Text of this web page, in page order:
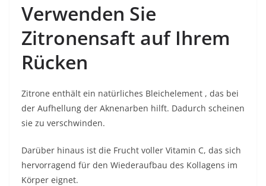
Verwenden Sie
Zitronensaft auf Ihrem
Rücken
Zitrone enthält ein natürliches Bleichelement , das bei
der Aufhellung der Aknenarben hilft. Dadurch scheinen
sie zu verschwinden.
Darüber hinaus ist die Frucht voller Vitamin C, das sich
hervorragend für den Wiederaufbau des Kollagens im
Körper eignet.